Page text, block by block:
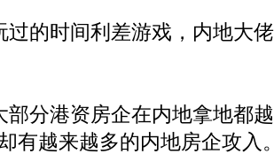
的时间利差游戏，内地大
分港资房企在内地拿地都
有越来越多的内地房企攻入